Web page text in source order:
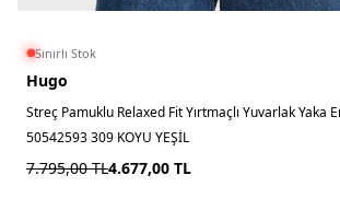
Sınırlı Stok
Hugo
Streç Pamuklu Relaxed Fit Yırtmaçlı Yuvarlak Yaka
50542593 309 KOYU YEŞİL
7.795,00TL4.677,00 TL